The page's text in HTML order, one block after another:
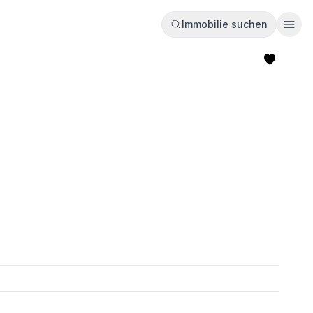
Immobilie suchen